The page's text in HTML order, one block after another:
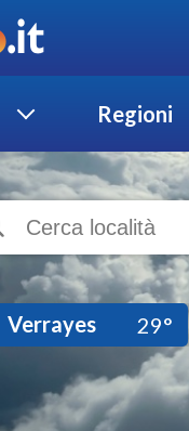
Regioni
Verrayes 29°